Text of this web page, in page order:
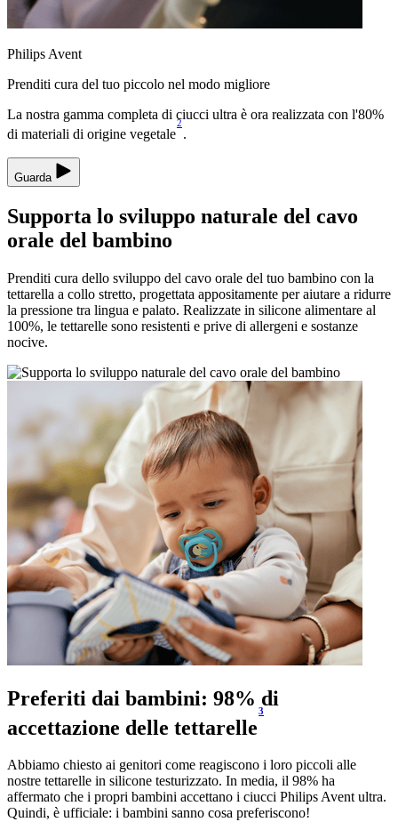
Philips Avent
Prenditi cura del tuo piccolo nel modo migliore
La nostra gamma completa di ciucci ultra è ora realizzata con l'80%
di materiali di origine vegetale
2
.
Guarda
Supporta lo sviluppo naturale del cavo
orale del bambino
Prenditi cura dello sviluppo del cavo orale del tuo bambino con la
tettarella a collo stretto, progettata appositamente per aiutare a ridurre
la pressione tra lingua e palato. Realizzate in silicone alimentare al
100%, le tettarelle sono resistenti e prive di allergeni e sostanze
nocive.
Preferiti dai bambini: 98% di
accettazione delle tettarelle
3
Abbiamo chiesto ai genitori come reagiscono i loro piccoli alle
nostre tettarelle in silicone testurizzato. In media, il 98% ha
affermato che i propri bambini accettano i ciucci Philips Avent ultra.
Quindi, è ufficiale: i bambini sanno cosa preferiscono!